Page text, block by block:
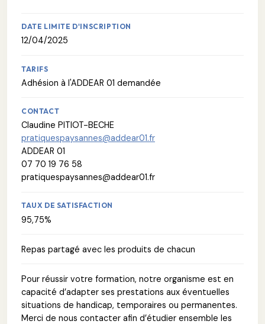
DATE LIMITE D'INSCRIPTION
12/04/2025
TARIFS
Adhésion à l'ADDEAR 01 demandée
CONTACT
Claudine PITIOT-BECHE
pratiquespaysannes@addear01.fr
ADDEAR 01
07 70 19 76 58
pratiquespaysannes@addear01.fr
TAUX DE SATISFACTION
95,75%
Repas partagé avec les produits de chacun
Pour réussir votre formation, notre organisme est en
capacité d’adapter ses prestations aux éventuelles
situations de handicap, temporaires ou permanentes.
Merci de nous contacter afin d’étudier ensemble les